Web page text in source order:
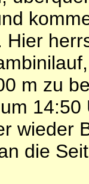
Hier
m zu
14:50
wieder
die